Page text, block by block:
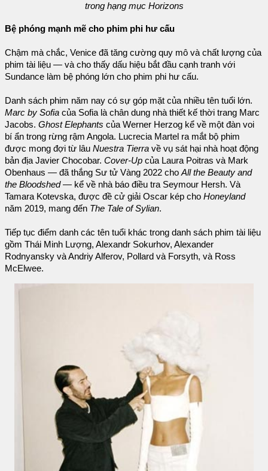
trong hạng mục Horizons
Bệ phóng mạnh mẽ cho phim phi hư cấu
Chậm mà chắc, Venice đã tăng cường quy mô và chất lượng của
phim tài liệu — và cho thấy dấu hiệu bắt đầu cạnh tranh với
Sundance làm bệ phóng lớn cho phim phi hư cấu.
Danh sách phim năm nay có sự góp mặt của nhiều tên tuổi lớn.
Marc by Sofia của Sofia là chân dung nhà thiết kế thời trang Marc
Jacobs. Ghost Elephants của Werner Herzog kể về một đàn voi
bí ẩn trong rừng rậm Angola. Lucrecia Martel ra mắt bộ phim
được mong đợi từ lâu Nuestra Tierra về vụ sát hại nhà hoạt động
bản địa Javier Chocobar. Cover-Up của Laura Poitras và Mark
Obenhaus — đã thắng Sư tử Vàng 2022 cho All the Beauty and
the Bloodshed— kể về nhà báo điều tra Seymour Hersh. Và
Tamara Kotevska, được đề cử giải Oscar kép cho Honeyland
năm 2019, mang đến The Tale of Sylian.
Tiếp tục điểm danh các tên tuổi khác trong danh sách phim tài liệu
gồm Thái Minh Lượng, Alexandr Sokurhov, Alexander
Rodnyansky và Andriy Alferov, Pollard và Forsyth, và Ross
McElwee.